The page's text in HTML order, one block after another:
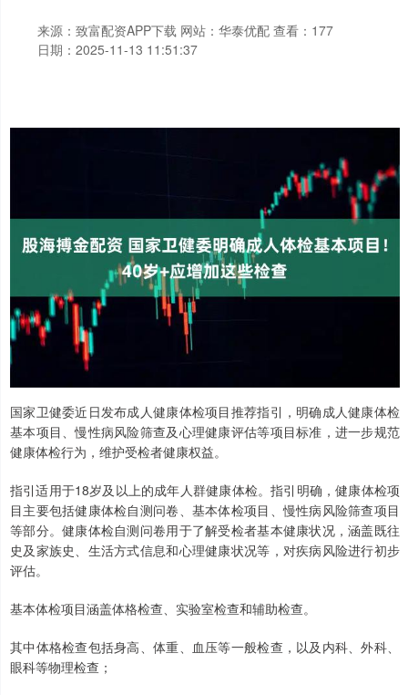
来源：致富配资APP下载 网站：华泰优配 查看：177
日期：2025-11-13 11:51:37
国家卫健委近日发布成人健康体检项目推荐指引，明确成人健康体检
基本项目、慢性病风险筛查及心理健康评估等项目标准，进一步规范
健康体检行为，维护受检者健康权益。
指引适用于18岁及以上的成年人群健康体检。指引明确，健康体检项
目主要包括健康体检自测问卷、基本体检项目、慢性病风险筛查项目
等部分。健康体检自测问卷用于了解受检者基本健康状况，涵盖既往
史及家族史、生活方式信息和心理健康状况等，对疾病风险进行初步
评估。
基本体检项目涵盖体格检查、实验室检查和辅助检查。
其中体格检查包括身高、体重、血压等一般检查，以及内科、外科、
眼科等物理检查；